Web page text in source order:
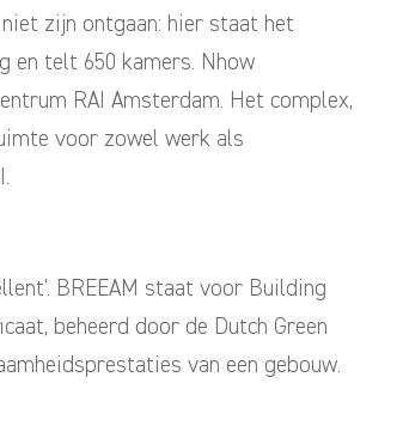
zijn ontgaan: hier staat het
en telt 650 kamers. Nhow
RAI Amsterdam. Het complex,
voor zowel werk als
BREEAM staat voor Building
beheerd door de Dutch Green
van een gebouw.